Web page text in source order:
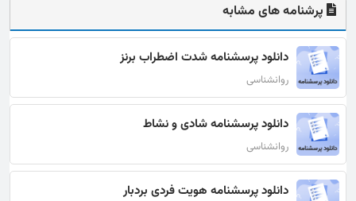
پرشنامه های مشابه
دانلود پرسشنامه شدت اضطراب برنز
روانشناسی
دانلود پرسشنامه شادی و نشاط
روانشناسی
دانلود پرسشنامه هویت فردی بردبار